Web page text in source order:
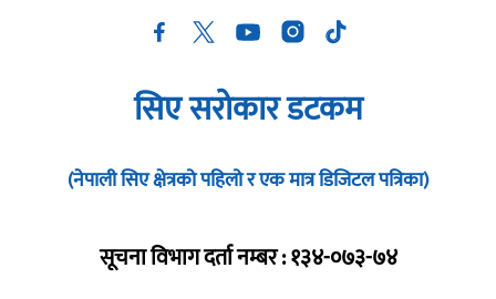
सिए सरोकार डटकम
(नेपाली सिए क्षेत्रको पहिलो र एक मात्र डिजिटल पत्रिका)
सूचना विभाग दर्ता नम्बर : १३४-०७३-७४